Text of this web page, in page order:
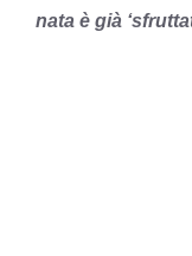
nata è già